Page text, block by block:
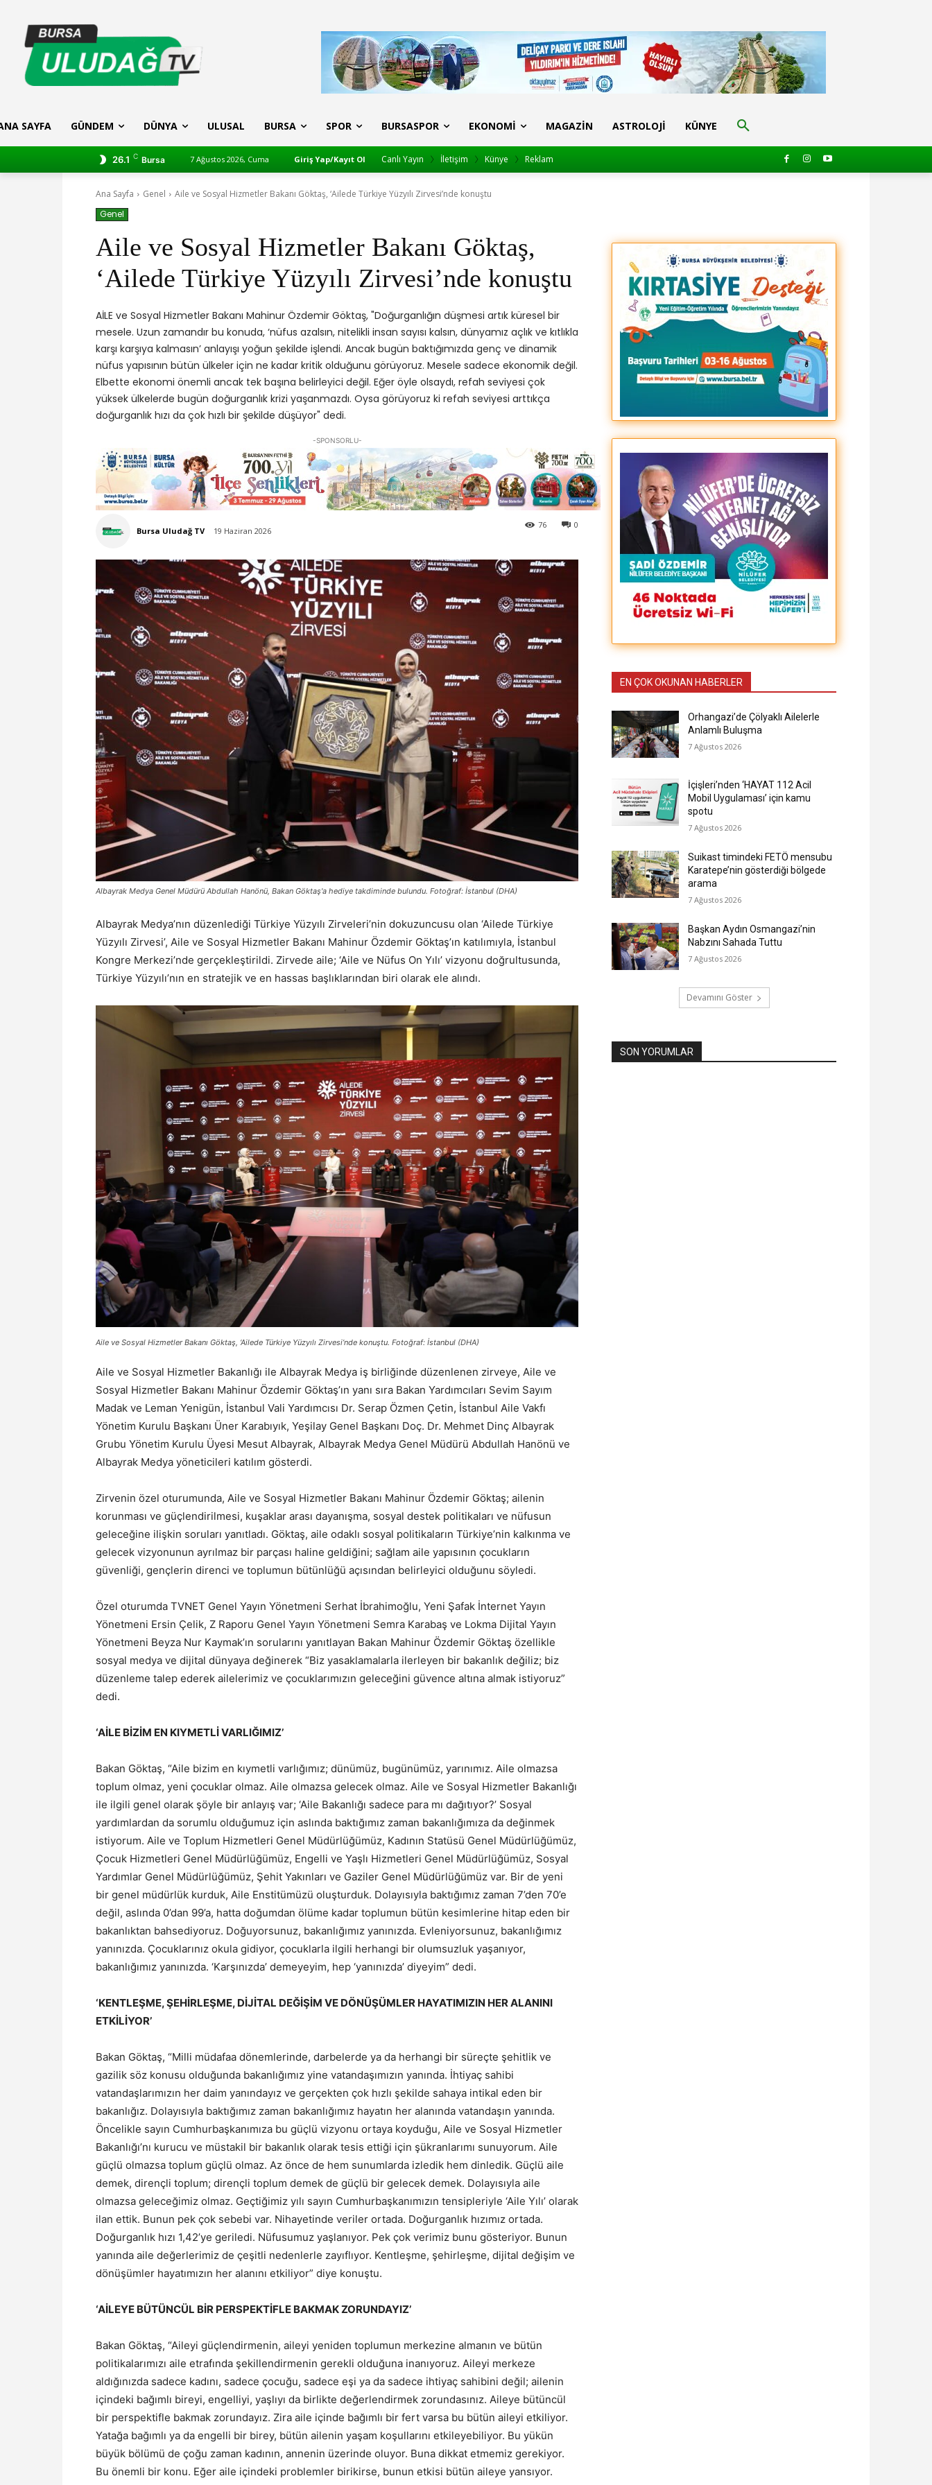
SAYFA GÜNDEM DÜNYA ULUSAL BURSA SPOR BURSASPOR EKONOMI MAGAZIN ASTROLOJI KÜNYE
26.1 C Bursa 7 Ağustos 2026, Cuma Giriş Yap/Kayıt Ol Canlı Yayın İletişim Künye Reklam
Ana Sayfa Genel
Aile ve Sosyal Hizmetler Bakanı Göktaş, ‘Ailede Türkiye Yüzyılı Zirvesi’nde konuştu
Genel
Aile ve Sosyal Hizmetler Bakanı Göktaş,
‘Ailede Türkiye Yüzyılı Zirvesi’nde konuştu
AİLE ve Sosyal Hizmetler Bakanı Mahinur Özdemir Göktaş, "Doğurganlığın düşmesi artık küresel bir
mesele. Uzun zamandır bu konuda, ‘nüfus azalsın, nitelikli insan sayısı kalsın, dünyamız açlık ve kıtlıkla
karşı karşıya kalmasın’ anlayışı yoğun şekilde işlendi. Ancak bugün baktığımızda genç ve dinamik
nüfus yapısının bütün ülkeler için ne kadar kritik olduğunu görüyoruz. Mesele sadece ekonomik değil.
Elbette ekonomi önemli ancak tek başına belirleyici değil. Eğer öyle olsaydı, refah seviyesi çok
yüksek ülkelerde bugün doğurganlık krizi yaşanmazdı. Oysa görüyoruz ki refah seviyesi arttıkça
doğurganlık hızı da çok hızlı bir şekilde düşüyor" dedi.
-SPONSORLU-
Bursa Uludağ TV 19 Haziran 2026
0
76
Albayrak Medya Genel Müdürü Abdullah Hanönü, Bakan Göktaş'a hediye takdiminde bulundu. Fotoğraf: İstanbul (DHA)
Albayrak Medya’nın düzenlediği Türkiye Yüzyılı Zirveleri’nin dokuzuncusu olan ‘Ailede Türkiye
Yüzyılı Zirvesi’, Aile ve Sosyal Hizmetler Bakanı Mahinur Özdemir Göktaş’ın katılımıyla, İstanbul
Kongre Merkezi’nde gerçekleştirildi. Zirvede aile; ‘Aile ve Nüfus On Yılı’ vizyonu doğrultusunda,
Türkiye Yüzyılı’nın en stratejik ve en hassas başlıklarından biri olarak ele alındı.
Aile ve Sosyal Hizmetler Bakanı Göktaş, ‘Ailede Türkiye Yüzyılı Zirvesi’nde konuştu. Fotoğraf: İstanbul (DHA)
Aile ve Sosyal Hizmetler Bakanlığı ile Albayrak Medya iş birliğinde düzenlenen zirveye, Aile ve
Sosyal Hizmetler Bakanı Mahinur Özdemir Göktaş’ın yanı sıra Bakan Yardımcıları Sevim Sayım
Madak ve Leman Yenigün, İstanbul Vali Yardımcısı Dr. Serap Özmen Çetin, İstanbul Aile Vakfı
Yönetim Kurulu Başkanı Üner Karabıyık, Yeşilay Genel Başkanı Doç. Dr. Mehmet Dinç Albayrak
Grubu Yönetim Kurulu Üyesi Mesut Albayrak, Albayrak Medya Genel Müdürü Abdullah Hanönü ve
Albayrak Medya yöneticileri katılım gösterdi.
Zirvenin özel oturumunda, Aile ve Sosyal Hizmetler Bakanı Mahinur Özdemir Göktaş; ailenin
korunması ve güçlendirilmesi, kuşaklar arası dayanışma, sosyal destek politikaları ve nüfusun
geleceğine ilişkin soruları yanıtladı. Göktaş, aile odaklı sosyal politikaların Türkiye’nin kalkınma ve
gelecek vizyonunun ayrılmaz bir parçası haline geldiğini; sağlam aile yapısının çocukların
güvenliği, gençlerin direnci ve toplumun bütünlüğü açısından belirleyici olduğunu söyledi.
Özel oturumda TVNET Genel Yayın Yönetmeni Serhat İbrahimoğlu, Yeni Şafak İnternet Yayın
Yönetmeni Ersin Çelik, Z Raporu Genel Yayın Yönetmeni Semra Karabaş ve Lokma Dijital Yayın
Yönetmeni Beyza Nur Kaymak’ın sorularını yanıtlayan Bakan Mahinur Özdemir Göktaş özellikle
sosyal medya ve dijital dünyaya değinerek “Biz yasaklamalarla ilerleyen bir bakanlık değiliz; biz
düzenleme talep ederek ailelerimiz ve çocuklarımızın geleceğini güvence altına almak istiyoruz”
dedi.
‘AİLE BİZİM EN KIYMETLİ VARLIĞIMIZ’
Bakan Göktaş, “Aile bizim en kıymetli varlığımız; dünümüz, bugünümüz, yarınımız. Aile olmazsa
toplum olmaz, yeni çocuklar olmaz. Aile olmazsa gelecek olmaz. Aile ve Sosyal Hizmetler Bakanlığı
ile ilgili genel olarak şöyle bir anlayış var; ‘Aile Bakanlığı sadece para mı dağıtıyor?’ Sosyal
yardımlardan da sorumlu olduğumuz için aslında baktığımız zaman bakanlığımıza da değinmek
istiyorum. Aile ve Toplum Hizmetleri Genel Müdürlüğümüz, Kadının Statüsü Genel Müdürlüğümüz,
Çocuk Hizmetleri Genel Müdürlüğümüz, Engelli ve Yaşlı Hizmetleri Genel Müdürlüğümüz, Sosyal
Yardımlar Genel Müdürlüğümüz, Şehit Yakınları ve Gaziler Genel Müdürlüğümüz var. Bir de yeni
bir genel müdürlük kurduk, Aile Enstitümüzü oluşturduk. Dolayısıyla baktığımız zaman 7’den 70’e
değil, aslında 0’dan 99’a, hatta doğumdan ölüme kadar toplumun bütün kesimlerine hitap eden bir
bakanlıktan bahsediyoruz. Doğuyorsunuz, bakanlığımız yanınızda. Evleniyorsunuz, bakanlığımız
yanınızda. Çocuklarınız okula gidiyor, çocuklarla ilgili herhangi bir olumsuzluk yaşanıyor,
bakanlığımız yanınızda. ‘Karşınızda’ demeyeyim, hep ‘yanınızda’ diyeyim” dedi.
‘KENTLEŞME, ŞEHİRLEŞME, DİJİTAL DEĞİŞİM VE DÖNÜŞÜMLER HAYATIMIZIN HER ALANINI
ETKİLİYOR’
Bakan Göktaş, “Milli müdafaa dönemlerinde, darbelerde ya da herhangi bir süreçte şehitlik ve
gazilik söz konusu olduğunda bakanlığımız yine vatandaşımızın yanında. İhtiyaç sahibi
vatandaşlarımızın her daim yanındayız ve gerçekten çok hızlı şekilde sahaya intikal eden bir
bakanlığız. Dolayısıyla baktığımız zaman bakanlığımız hayatın her alanında vatandaşın yanında.
Öncelikle sayın Cumhurbaşkanımıza bu güçlü vizyonu ortaya koyduğu, Aile ve Sosyal Hizmetler
Bakanlığı’nı kurucu ve müstakil bir bakanlık olarak tesis ettiği için şükranlarımı sunuyorum. Aile
güçlü olmazsa toplum güçlü olmaz. Az önce de hem sunumlarda izledik hem dinledik. Güçlü aile
demek, dirençli toplum; dirençli toplum demek de güçlü bir gelecek demek. Dolayısıyla aile
olmazsa geleceğimiz olmaz. Geçtiğimiz yılı sayın Cumhurbaşkanımızın tensipleriyle ‘Aile Yılı’ olarak
ilan ettik. Bunun pek çok sebebi var. Nihayetinde veriler ortada. Doğurganlık hızımız ortada.
Doğurganlık hızı 1,42’ye geriledi. Nüfusumuz yaşlanıyor. Pek çok verimiz bunu gösteriyor. Bunun
yanında aile değerlerimiz de çeşitli nedenlerle zayıflıyor. Kentleşme, şehirleşme, dijital değişim ve
dönüşümler hayatımızın her alanını etkiliyor” diye konuştu.
‘AİLEYE BÜTÜNCÜL BİR PERSPEKTİFLE BAKMAK ZORUNDAYIZ’
Bakan Göktaş, “Aileyi güçlendirmenin, aileyi yeniden toplumun merkezine almanın ve bütün
politikalarımızı aile etrafında şekillendirmenin gerekli olduğuna inanıyoruz. Aileyi merkeze
aldığınızda sadece kadını, sadece çocuğu, sadece eşi ya da sadece ihtiyaç sahibini değil; ailenin
içindeki bağımlı bireyi, engelliyi, yaşlıyı da birlikte değerlendirmek zorundasınız. Aileye bütüncül
bir perspektifle bakmak zorundayız. Zira aile içinde bağımlı bir fert varsa bu bütün aileyi etkiliyor.
Yatağa bağımlı ya da engelli bir birey, bütün ailenin yaşam koşullarını etkileyebiliyor. Bu yükün
büyük bölümü de çoğu zaman kadının, annenin üzerinde oluyor. Buna dikkat etmemiz gerekiyor.
Bu önemli bir konu. Eğer aile içindeki problemler birikirse, bunun etkisi bütün aileye yansıyor.
EN ÇOK OKUNAN HABERLER
Orhangazi’de Çölyaklı Ailelerle
Anlamlı Buluşma
7 Ağustos 2026
İçişleri’nden ‘HAYAT 112 Acil
Mobil Uygulaması’ için kamu
spotu
7 Ağustos 2026
Suikast timindeki FETÖ mensubu
Karatepe’nin gösterdiği bölgede
arama
7 Ağustos 2026
Başkan Aydın Osmangazi’nin
Nabzını Sahada Tuttu
7 Ağustos 2026
Devamını Göster
SON YORUMLAR